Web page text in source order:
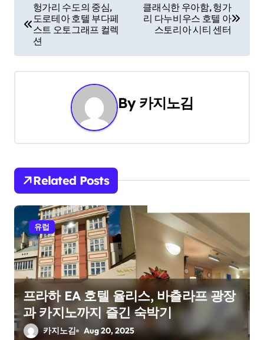
o
s
t
v
i
g
a
t
i
o
n
헝가리 수도의 중심,
도로테아 호텔 부다페
스트 오토그래프 컬렉
션
클래식한 우아함, 헝가
리 다누비우스 호텔 아
스토리아 시티 센터
By 카지노김
Related Posts
유럽
프라하 EA 호텔 율리스, 바츨라프 광장
과 카지노까지 즐긴 숙박기
카지노김 Aug 20, 2025